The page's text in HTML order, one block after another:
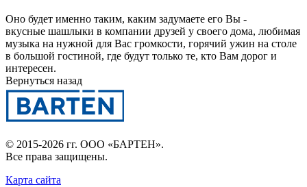
Оно будет именно таким, каким задумаете его Вы -
вкусные шашлыки в компании друзей у своего дома, любимая
музыка на нужной для Вас громкости, горячий ужин на столе
в большой гостиной, где будут только те, кто Вам дорог и
интересен.
Вернуться назад
© 2015-2026 гг. ООО «БАРТЕН».
Все права защищены.
Карта сайта